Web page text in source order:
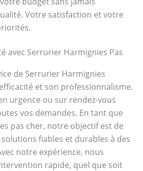
Votre satisfaction et votre
avec Serrurier Harmignies Pas
de Serrurier Harmignies
et son professionnalisme.
urgence ou sur rendez-vous
vos demandes. En tant que
pas cher, notre objectif est de
fiables et durables à des
notre expérience, nous
rapide, quel que soit